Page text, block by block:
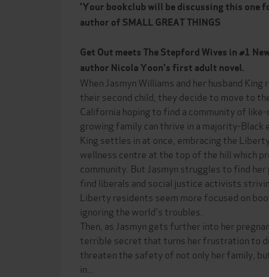
'Your bookclub will be discussing this one
author of SMALL GREAT THINGS
Get Out meets The Stepford Wives in #1
author Nicola Yoon's first adult novel.
When Jasmyn Williams and her husband
their second child, they decide to move to
California hoping to find a community of
growing family can thrive in a majority-Black
King settles in at once, embracing the
wellness centre at the top of the hill which
community. But Jasmyn struggles to find
find liberals and social justice activists
Liberty residents seem more focused on
ignoring the world's troubles.
Then, as Jasmyn gets further into her
terrible secret that turns her frustration to
threaten the safety of not only her family,
in...